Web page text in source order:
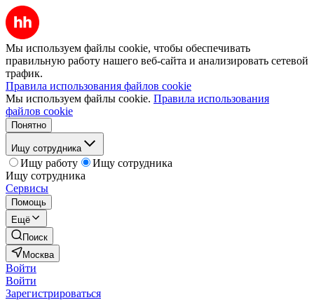
Мы используем файлы cookie, чтобы обеспечивать
правильную работу нашего веб-сайта и анализировать сетевой
трафик.
Правила использования файлов cookie
Мы используем файлы cookie. Правила использования
файлов cookie
Понятно
Ищу сотрудника
Ищу работу
Ищу сотрудника
Ищу сотрудника
Сервисы
Помощь
Ещё
Поиск
Москва
Войти
Войти
Зарегистрироваться